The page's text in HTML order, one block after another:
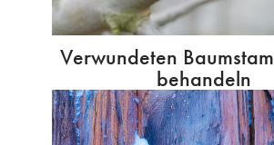
Verwundeten
behandeln